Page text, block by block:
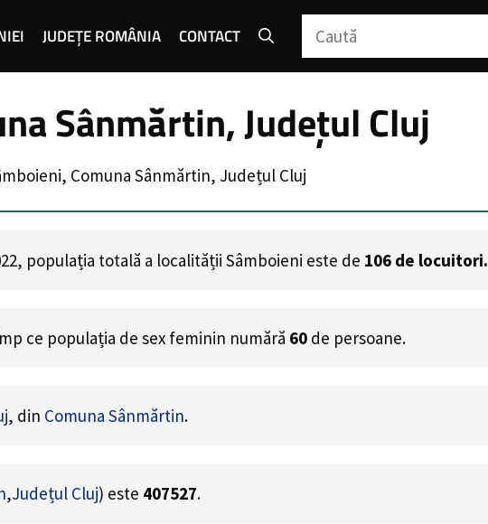
JUDEȚE ROMÂNIA CONTACT Caută
Sânmărtin, Județul Cluj
Comuna Sânmărtin, Județul Cluj
populația totală a localității Sâmboieni este de 106 de locuitori.
ce populația de sex feminin numără 60 de persoane.
, din Comuna Sânmărtin.
,Județul Cluj) este 407527.